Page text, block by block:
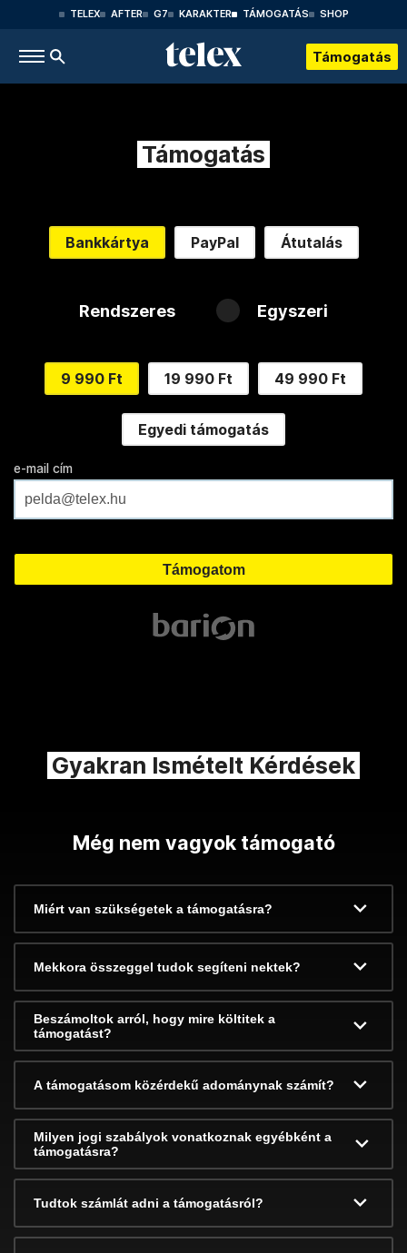
TELEX AFTER G7 KARAKTER TÁMOGATÁS SHOP
Támogatás
Támogatás
Bankkártya PayPal Átutalás
Rendszeres Egyszeri
9 990 Ft 19 990 Ft 49 990 Ft
Egyedi támogatás
e-mail cím
Gyakran Ismételt Kérdések
Még nem vagyok támogató
Miért van szükségetek a támogatásra?
Mekkora összeggel tudok segíteni nektek?
Beszámoltok arról, hogy mire költitek a
támogatást?
A támogatásom közérdekű adománynak számít?
Milyen jogi szabályok vonatkoznak egyébként a
támogatásra?
Tudtok számlát adni a támogatásról?